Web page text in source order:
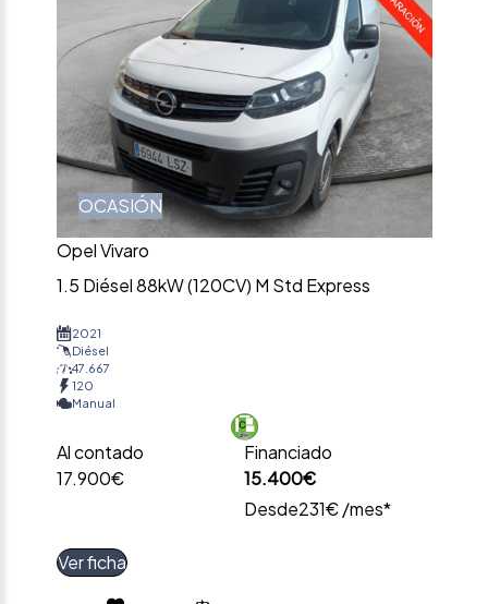
OCASIÓN
Opel Vivaro
1.5 Diésel 88kW (120CV) M Std Express
2021
Diésel
47.667
120
Manual
Al contado
17.900€
Financiado
15.400€
Desde231€ /mes*
Ver ficha